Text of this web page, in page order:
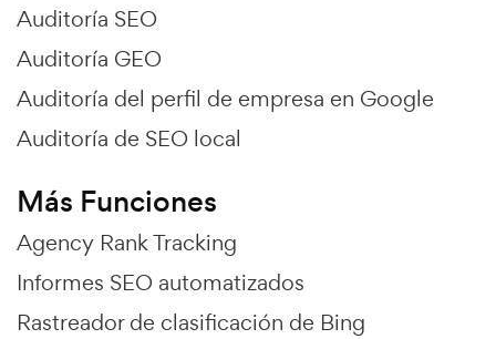
Auditoría SEO
Auditoría GEO
Auditoría del perfil de empresa en Google
Auditoría de SEO local
Más Funciones
Agency Rank Tracking
Informes SEO automatizados
Rastreador de clasificación de Bing